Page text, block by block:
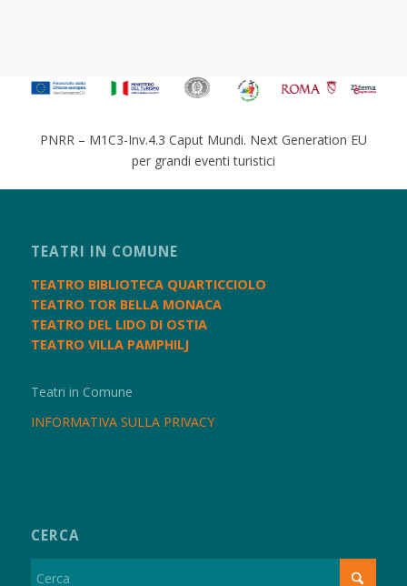
PNRR – M1C3-Inv.4.3 Caput Mundi. Next Generation EU
per grandi eventi turistici
TEATRI IN COMUNE
TEATRO BIBLIOTECA QUARTICCIOLO
TEATRO TOR BELLA MONACA
TEATRO DEL LIDO DI OSTIA
TEATRO VILLA PAMPHILJ
Teatri in Comune
INFORMATIVA SULLA PRIVACY
CERCA